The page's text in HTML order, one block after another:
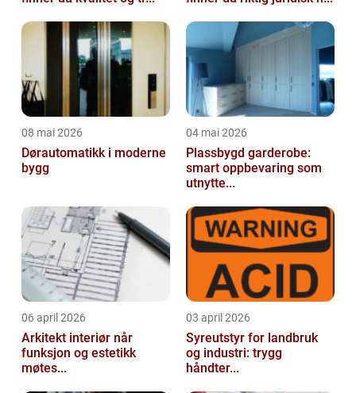
08 mai 2026
Dørautomatikk i moderne
bygg
04 mai 2026
Plassbygd garderobe:
smart oppbevaring som
utnytte...
06 april 2026
Arkitekt interiør når
funksjon og estetikk
møtes...
03 april 2026
Syreutstyr for landbruk
og industri: trygg
håndter...